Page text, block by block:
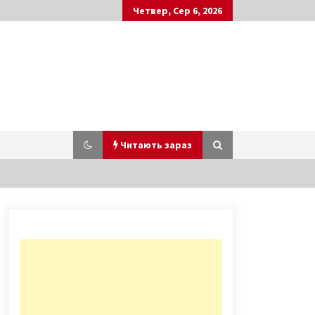
Четвер, Сер 6, 2026
Читають зараз